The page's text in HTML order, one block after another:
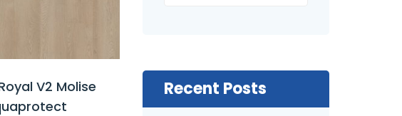
V2 Molise
Recent Posts